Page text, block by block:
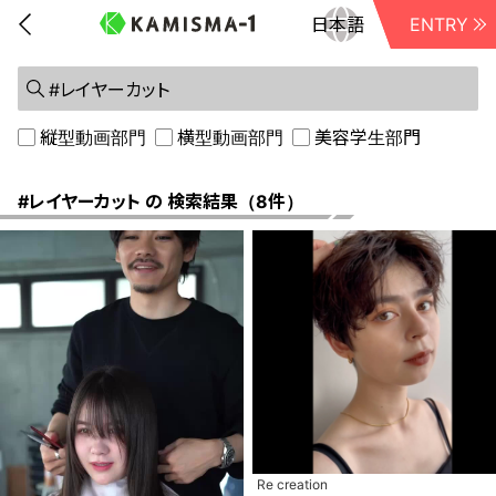
前に戻る ENTRY
縦型動画部門 横型動画部門 美容学生部門
#レイヤーカット の 検索結果（8件）
Re creation